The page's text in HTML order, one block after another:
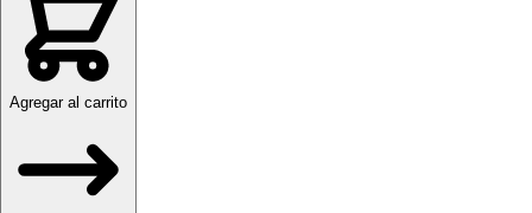
Agregar al carrito